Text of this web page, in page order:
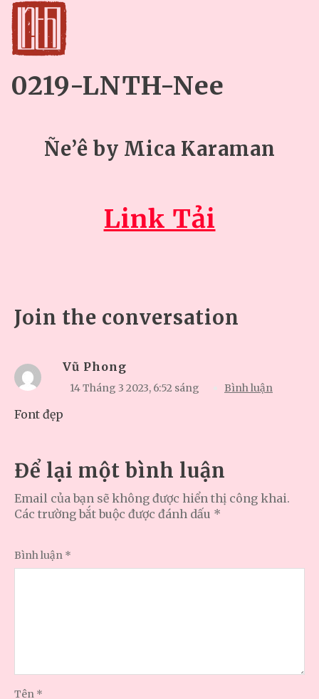
0219-LNTH-Nee
Ñe’ê by Mica Karaman
Link Tải
Join the conversation
Vũ Phong
14 Tháng 3 2023, 6:52 sáng Bình luận
Font đẹp
Để lại một bình luận
Email của bạn sẽ không được hiển thị công khai.
Các trường bắt buộc được đánh dấu *
Bình luận *
Tên *